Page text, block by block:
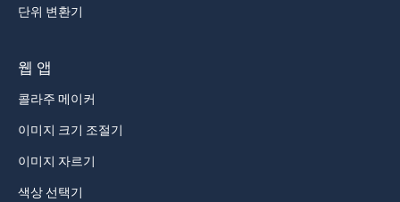
단위 변환기
웹 앱
콜라주 메이커
이미지 크기 조절기
이미지 자르기
색상 선택기